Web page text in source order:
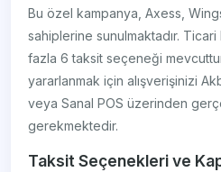
Bu özel kampanya, Axess,
sahiplerine sunulmaktadır.
fazla 6 taksit seçeneği
yararlanmak için alışverişinizi
veya Sanal POS üzerinden
gerekmektedir.
Taksit Seçenekleri ve